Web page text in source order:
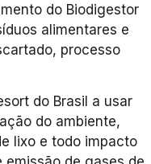
do Biodigestor
alimentares e
processo
do Brasil a usar
do ambiente,
lixo e todo impacto